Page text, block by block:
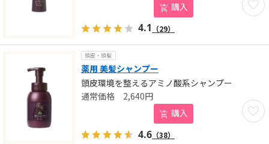
購入
4.1 （29）
頭皮・頭髪
薬用 美髪シャンプー
頭皮環境を整えるアミノ酸系シャンプー
お気
2,640円
購入
4.6 （38）